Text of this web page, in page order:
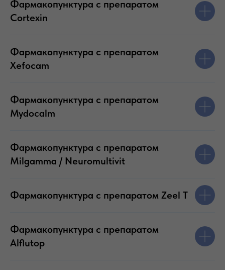
Фармакопунктура с препаратом
Cortexin
Фармакопунктура с препаратом
Xefocam
Фармакопунктура с препаратом
Mydocalm
Фармакопунктура с препаратом
Milgamma / Neuromultivit
Фармакопунктура с препаратом Zeel T
Фармакопунктура с препаратом
Alflutop